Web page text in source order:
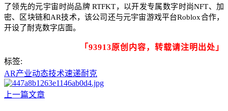
了领先的元宇宙时尚品牌 RTFKT，以开发专属数字时尚NFT、加
密、区块链和AR技术，该公司还与元宇宙游戏平台Roblox合作，
开设了耐克数字店面。
「93913原创内容，转载请注明出处」
标签:
AR产业动态技术速递耐克
上一篇文章